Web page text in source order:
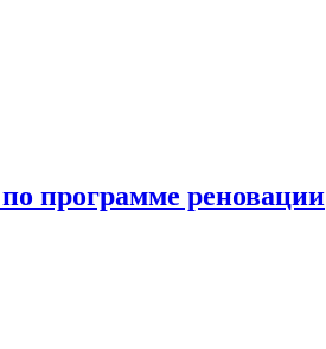
программе реновации